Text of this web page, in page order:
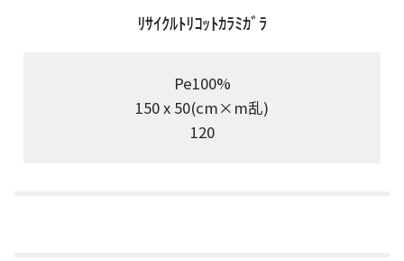
ﾘｻｲｸﾙﾄﾘｺｯﾄｶﾗﾐｶﾞﾗ
Pe100%
150 x 50(cm×m乱)
120